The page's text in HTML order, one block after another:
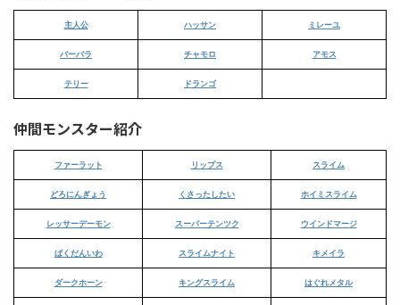
主人公 ハッサン ミレーユ
バーバラ チャモロ アモス
テリー ドランゴ
仲間モンスター紹介
ファーラット リップス スライム
どろにんぎょう くさったしたい ホイミスライム
レッサーデーモン スーパーテンツク ウインドマージ
ばくだんいわ スライムナイト キメイラ
ダークホーン キングスライム はぐれメタル